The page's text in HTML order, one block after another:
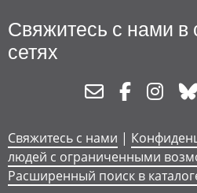
Свяжитесь с нами в
сетях
NewsletterFacebook
Свяжитесь с нами |
людей с ограниченными
Расширенный поиск в